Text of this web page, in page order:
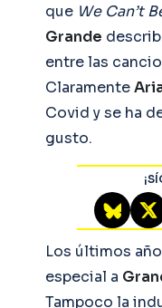
que We Can’t
Grande
entre las
Claramente
Covid y se ha
gusto.
Los últimos
especial a
Tampoco la